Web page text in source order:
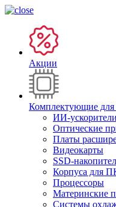
Акции
Комплектующие
ИИ-ускорители
Оптические
Платы
Видеокарты
SSD-
Корпуса для
Процессоры
Материнские
Системы